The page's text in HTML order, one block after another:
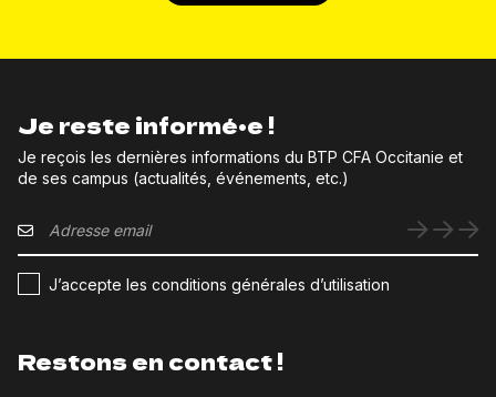
Je reste informé•e !
Je reçois les dernières informations du BTP CFA Occitanie et
de ses campus (actualités, événements, etc.)
J’accepte les conditions générales d’utilisation
Restons en contact !